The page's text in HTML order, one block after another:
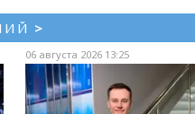
>
06 августа 2026 13:25